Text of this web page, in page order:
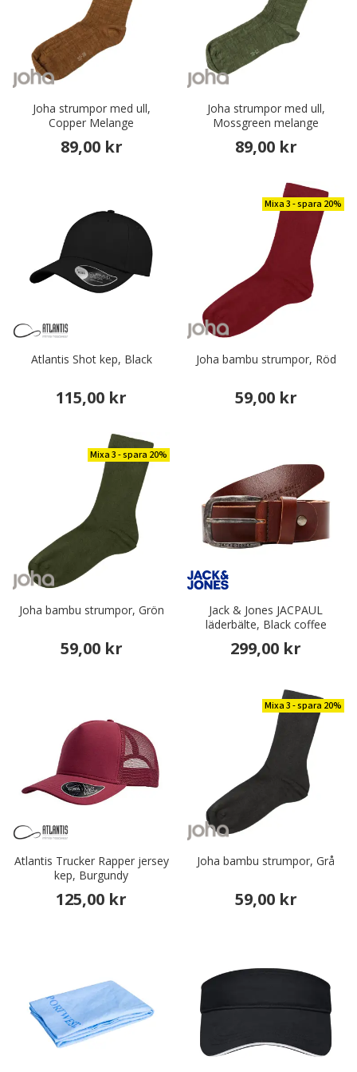
Joha strumpor med ull,
Copper Melange
89,00 kr
Joha strumpor med ull,
Mossgreen melange
89,00 kr
Atlantis Shot kep, Black
115,00 kr
Mixa 3 - spara 20%
Joha bambu strumpor, Röd
59,00 kr
Mixa 3 - spara 20%
Joha bambu strumpor, Grön
59,00 kr
Jack & Jones JACPAUL
läderbälte, Black coffee
299,00 kr
Atlantis Trucker Rapper jersey
kep, Burgundy
125,00 kr
Mixa 3 - spara 20%
Joha bambu strumpor, Grå
59,00 kr